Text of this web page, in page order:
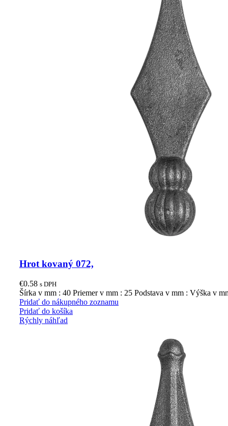
Hrot kovaný 072,
€0.58 s DPH
Šírka v mm : 40 Priemer v mm : 25 Podstava v mm : Výška v
Pridať do nákupného zoznamu
Pridať do košíka
Rýchly náhľad